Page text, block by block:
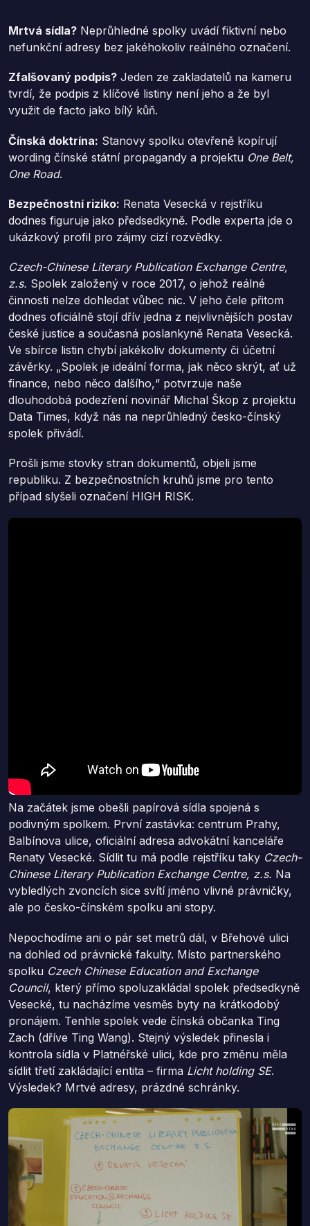
Mrtvá sídla? Neprůhledné spolky uvádí fiktivní nebo
nefunkční adresy bez jakéhokoliv reálného označení.
Zfalšovaný podpis? Jeden ze zakladatelů na kameru
tvrdí, že podpis z klíčové listiny není jeho a že byl
využit de facto jako bílý kůň.
Čínská doktrína: Stanovy spolku otevřeně kopírují
wording čínské státní propagandy a projektu One Belt,
One Road.
Bezpečnostní riziko: Renata Vesecká v rejstříku
dodnes figuruje jako předsedkyně. Podle experta jde o
ukázkový profil pro zájmy cizí rozvědky.
Czech-Chinese Literary Publication Exchange Centre,
z.s. Spolek založený v roce 2017, o jehož reálné
činnosti nelze dohledat vůbec nic. V jeho čele přitom
dodnes oficiálně stojí dřív jedna z nejvlivnějších postav
české justice a současná poslankyně Renata Vesecká.
Ve sbírce listin chybí jakékoliv dokumenty či účetní
závěrky. „Spolek je ideální forma, jak něco skrýt, ať už
finance, nebo něco dalšího,“ potvrzuje naše
dlouhodobá podezření novinář Michal Škop z projektu
Data Times, když nás na neprůhledný česko-čínský
spolek přivádí.
Prošli jsme stovky stran dokumentů, objeli jsme
republiku. Z bezpečnostních kruhů jsme pro tento
případ slyšeli označení HIGH RISK.
Na začátek jsme obešli papírová sídla spojená s
podivným spolkem. První zastávka: centrum Prahy,
Balbínova ulice, oficiální adresa advokátní kanceláře
Renaty Vesecké. Sídlit tu má podle rejstříku taky Czech-
Chinese Literary Publication Exchange Centre, z.s. Na
vybledlých zvoncích sice svítí jméno vlivné právničky,
ale po česko-čínském spolku ani stopy.
Nepochodíme ani o pár set metrů dál, v Břehové ulici
na dohled od právnické fakulty. Místo partnerského
spolku Czech Chinese Education and Exchange
Council, který přímo spoluzakládal spolek předsedkyně
Vesecké, tu nacházíme vesměs byty na krátkodobý
pronájem. Tenhle spolek vede čínská občanka Ting
Zach (dříve Ting Wang). Stejný výsledek přinesla i
kontrola sídla v Platnéřské ulici, kde pro změnu měla
sídlit třetí zakládající entita – firma Licht holding SE.
Výsledek? Mrtvé adresy, prázdné schránky.